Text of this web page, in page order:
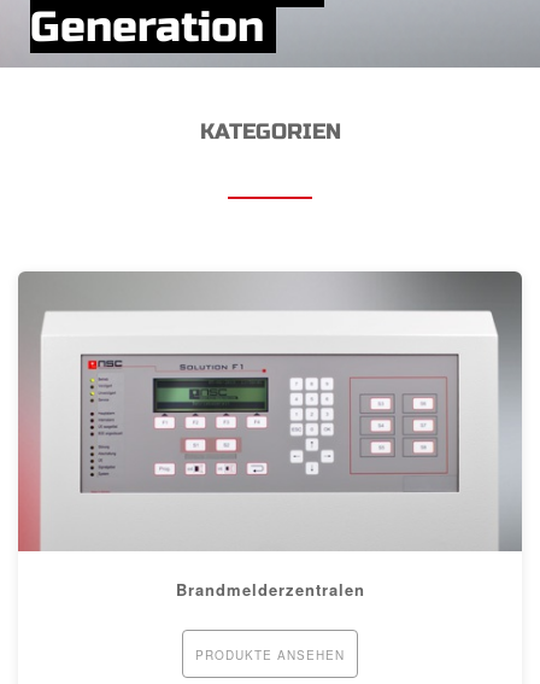
Generation
KATEGORIEN
Brandmelderzentralen
PRODUKTE ANSEHEN